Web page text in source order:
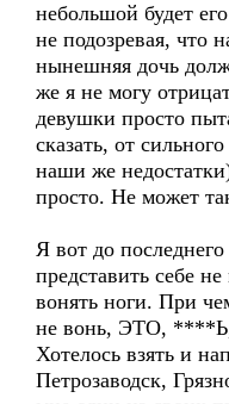
небольшой будет
не подозревая, что
нынешняя дочь
же я не могу
девушки просто
сказать, от
наши же
просто. Не может
Я вот до
представить себе
вонять ноги. При
не вонь, ЭТО,
Хотелось взять и
Петрозаводск,